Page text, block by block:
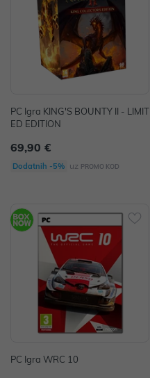
PC Igra KING'S BOUNTY II - LIMIT
ED EDITION
69,90 €
Dodatnih -5% uz PROMO KOD
PC Igra WRC 10